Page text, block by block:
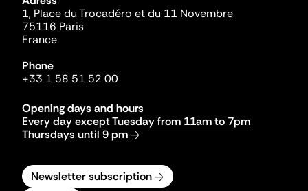
1, Place du Trocadéro et du 11 Novembre
75116 Paris
France
Phone
+33 1 58 51 52 00
Opening days and hours
Every day except Tuesday from 11am to 7pm
Thursdays until 9 pm
Newsletter subscription